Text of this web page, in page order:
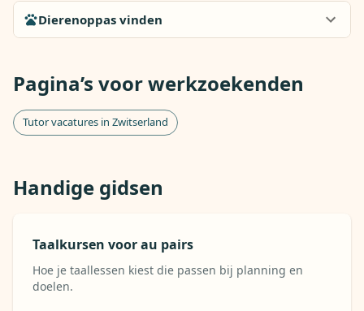
Dierenoppas vinden
Pagina’s voor werkzoekenden
Tutor vacatures in Zwitserland
Handige gidsen
Taalkursen voor au pairs
Hoe je taallessen kiest die passen bij planning en
doelen.